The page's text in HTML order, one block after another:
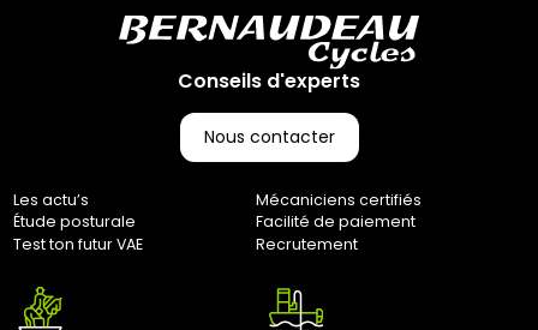
Conseils d'experts
Nous contacter
Les actu’s
Mécaniciens certifiés
Étude posturale
Facilité de paiement
Test ton futur VAE
Recrutement